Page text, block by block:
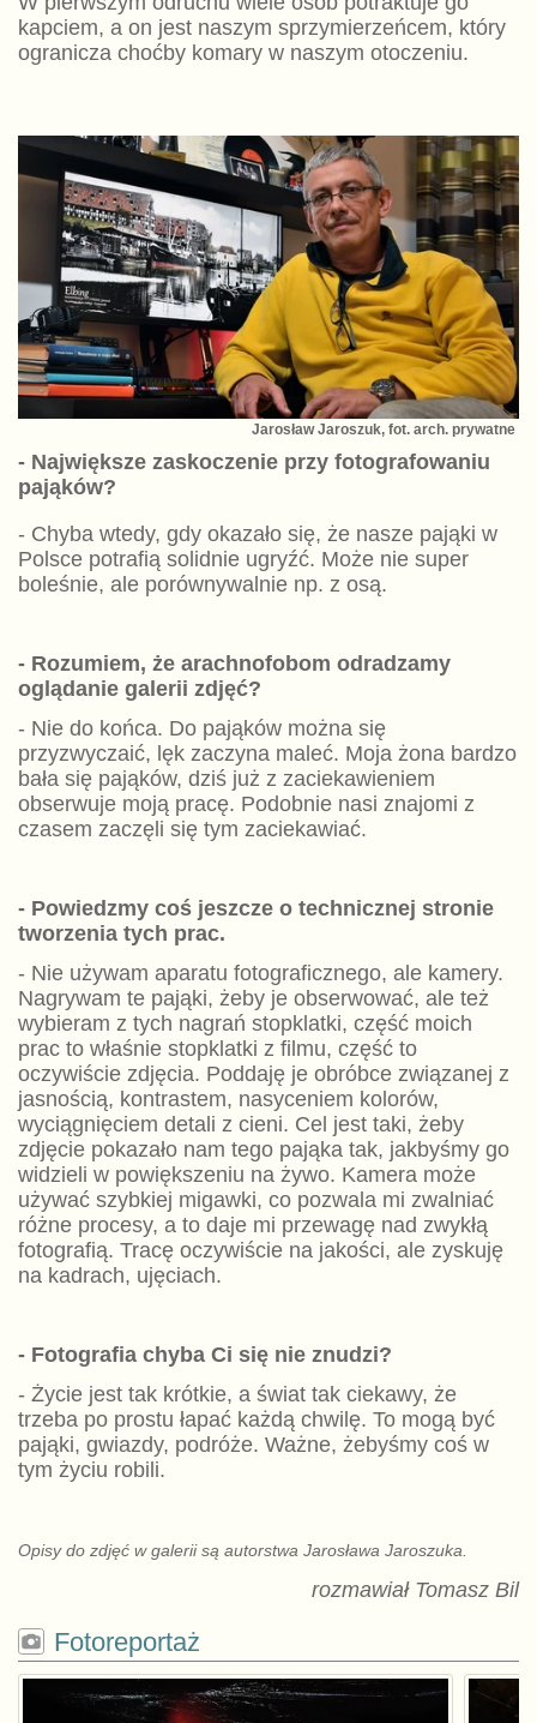
kapciem, a on jest naszym sprzymierzeńcem, który
ogranicza choćby komary w naszym otoczeniu.
Jarosław Jaroszuk, fot. arch. prywatne
- Największe zaskoczenie przy fotografowaniu
pająków?
- Chyba wtedy, gdy okazało się, że nasze pająki w
Polsce potrafią solidnie ugryźć. Może nie super
boleśnie, ale porównywalnie np. z osą.
- Rozumiem, że arachnofobom odradzamy
oglądanie galerii zdjęć?
- Nie do końca. Do pająków można się
przyzwyczaić, lęk zaczyna maleć. Moja żona bardzo
bała się pająków, dziś już z zaciekawieniem
obserwuje moją pracę. Podobnie nasi znajomi z
czasem zaczęli się tym zaciekawiać.
- Powiedzmy coś jeszcze o technicznej stronie
tworzenia tych prac.
- Nie używam aparatu fotograficznego, ale kamery.
Nagrywam te pająki, żeby je obserwować, ale też
wybieram z tych nagrań stopklatki, część moich
prac to właśnie stopklatki z filmu, część to
oczywiście zdjęcia. Poddaję je obróbce związanej z
jasnością, kontrastem, nasyceniem kolorów,
wyciągnięciem detali z cieni. Cel jest taki, żeby
zdjęcie pokazało nam tego pająka tak, jakbyśmy go
widzieli w powiększeniu na żywo. Kamera może
używać szybkiej migawki, co pozwala mi zwalniać
różne procesy, a to daje mi przewagę nad zwykłą
fotografią. Tracę oczywiście na jakości, ale zyskuję
na kadrach, ujęciach.
- Fotografia chyba Ci się nie znudzi?
- Życie jest tak krótkie, a świat tak ciekawy, że
trzeba po prostu łapać każdą chwilę. To mogą być
pająki, gwiazdy, podróże. Ważne, żebyśmy coś w
tym życiu robili.
Opisy do zdjęć w galerii są autorstwa Jarosława Jaroszuka.
rozmawiał Tomasz Bil
Fotoreportaż